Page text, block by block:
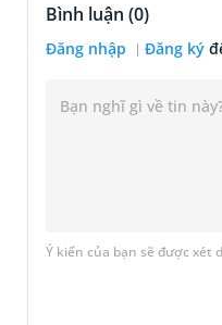
Bình luận (0)
Đăng nhập Đăng ký
Ý kiến của bạn sẽ được xét